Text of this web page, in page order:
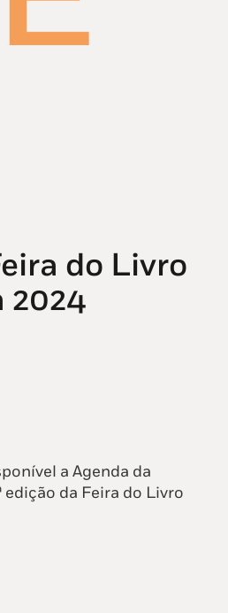
do Livro
2024
a Agenda da
edição da Feira do Livro